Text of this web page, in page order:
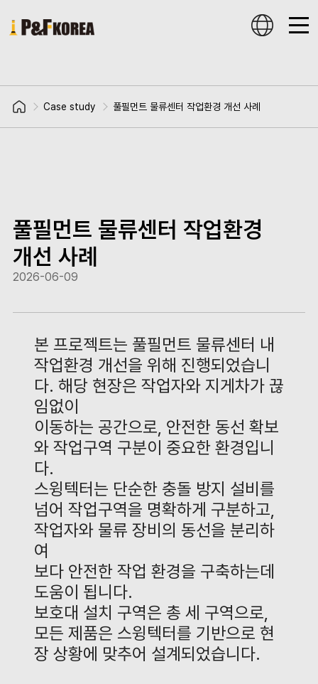
Case study 풀필먼트 물류센터 작업환경 개선 사례
풀필먼트 물류센터 작업환경
개선 사례
2026-06-09
본 프로젝트는 풀필먼트 물류센터 내
작업환경 개선을 위해 진행되었습니
다. 해당 현장은 작업자와 지게차가 끊
임없이
이동하는 공간으로, 안전한 동선 확보
와 작업구역 구분이 중요한 환경입니
다.
스윙텍터는 단순한 충돌 방지 설비를
넘어 작업구역을 명확하게 구분하고,
작업자와 물류 장비의 동선을 분리하
여
보다 안전한 작업 환경을 구축하는데
도움이 됩니다.
보호대 설치 구역은 총 세 구역으로,
모든 제품은 스윙텍터를 기반으로 현
장 상황에 맞추어 설계되었습니다.